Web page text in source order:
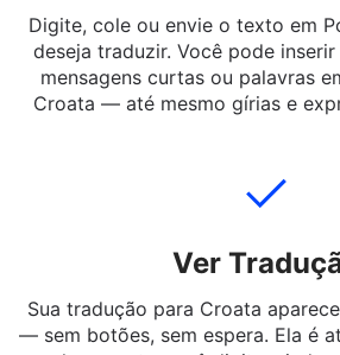
Adicionar
Digite, cole ou envie o texto em
deseja traduzir. Você pode
Ver